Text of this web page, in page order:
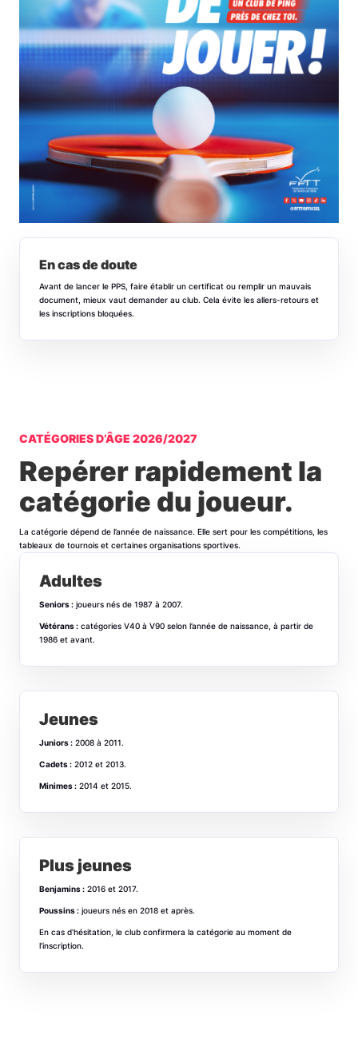
En cas de doute
Avant de lancer le PPS, faire établir un certificat ou remplir un mauvais
document, mieux vaut demander au club. Cela évite les allers-retours et
les inscriptions bloquées.
CATÉGORIES D’ÂGE 2026/2027
Repérer rapidement la
catégorie du joueur.
La catégorie dépend de l’année de naissance. Elle sert pour les compétitions, les
tableaux de tournois et certaines organisations sportives.
Adultes
Seniors : joueurs nés de 1987 à 2007.
Vétérans : catégories V40 à V90 selon l’année de naissance, à partir de
1986 et avant.
Jeunes
Juniors : 2008 à 2011.
Cadets : 2012 et 2013.
Minimes : 2014 et 2015.
Plus jeunes
Benjamins : 2016 et 2017.
Poussins : joueurs nés en 2018 et après.
En cas d’hésitation, le club confirmera la catégorie au moment de
l’inscription.